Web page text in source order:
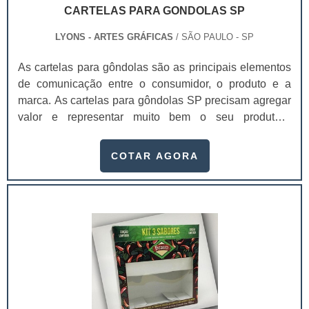
CARTELAS PARA GONDOLAS SP
LYONS - ARTES GRÁFICAS / SÃO PAULO - SP
As cartelas para gôndolas são as principais elementos
de comunicação entre o consumidor, o produto e a
marca. As cartelas para gôndolas SP precisam agregar
valor e representar muito bem o seu produto.A
comunicação entre o consumidor, o produto e a marca.
do produto. Se a embalagem não estiver de acordo com
chance do consumidor não perceber o produto é maior.
As cartelas para as gôndolas podem ser produzidas
com:Papel;Duplex;Triplex;Couchê;Pode ser produzido
em diversas gramaturas, assim como a bolha.Entre os
principais atributos mais facilmente perceptíveis
gerados pelo design estão a praticidade, conveniência,
COTAR AGORA